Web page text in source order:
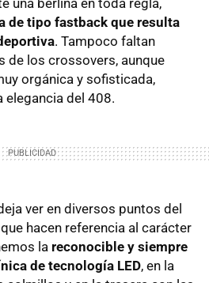
de tipo fastback que resulta
. Tampoco faltan
de los crossovers, aunque
orgánica y sofisticada,
elegancia del 408.
ver en diversos puntos del
hacen referencia al carácter
la reconocible y siempre
de tecnología LED, en la